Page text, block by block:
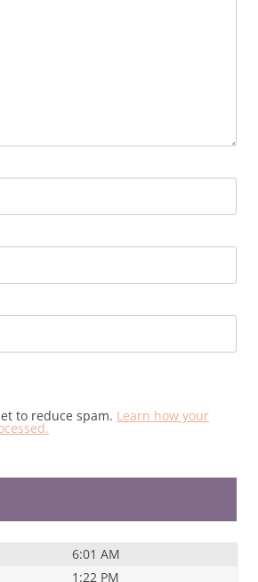
to reduce spam. Learn how your
6:01 AM
1:22 PM